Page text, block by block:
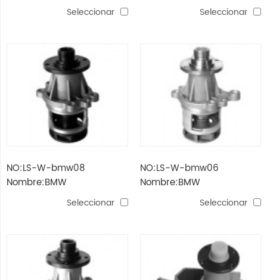
Seleccionar Seleccionar
NO:LS-W-bmw08
Nombre:BMW
Seleccionar
NO:LS-W-bmw06
Nombre:BMW
Seleccionar